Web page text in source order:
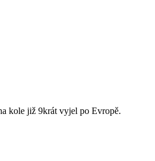
kole již 9krát vyjel po Evropě.